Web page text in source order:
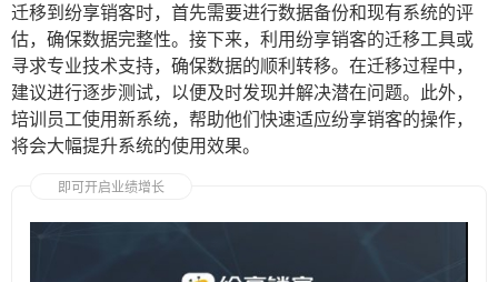
迁移到纷享销客时，首先需要进行数据备份和现有系统的评
估，确保数据完整性。接下来，利用纷享销客的迁移工具或
寻求专业技术支持，确保数据的顺利转移。在迁移过程中，
建议进行逐步测试，以便及时发现并解决潜在问题。此外，
培训员工使用新系统，帮助他们快速适应纷享销客的操作，
将会大幅提升系统的使用效果。
即可开启业绩增长